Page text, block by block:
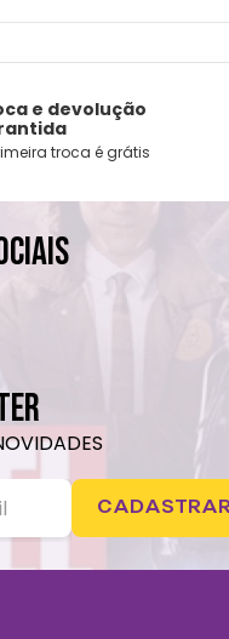
e devolução
troca é grátis